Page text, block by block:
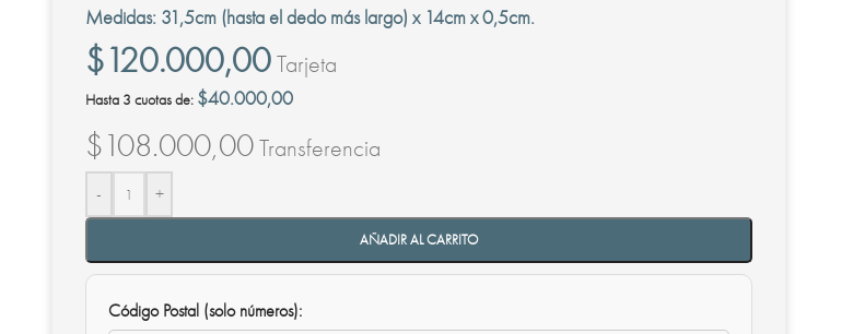
Medidas: 31,5cm (hasta el dedo más largo) x 14cm x 0,5cm.
$120.000,00Tarjeta
Hasta 3 cuotas de: $40.000,00
$108.000,00Transferencia
- +
AÑADIR AL CARRITO
Código Postal (solo números):